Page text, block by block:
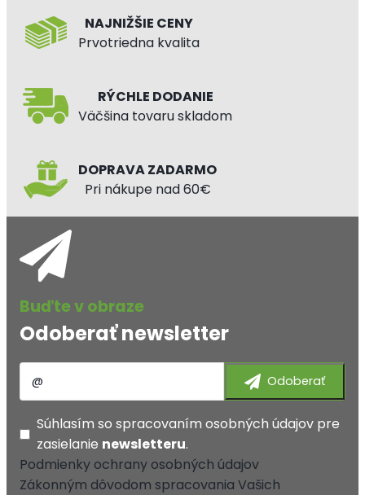
NAJNIŽŠIE CENY
Prvotriedna kvalita
RÝCHLE DODANIE
Väčšina tovaru skladom
DOPRAVA ZADARMO
Pri nákupe nad 60€
Odoberať newsletter
Súhlasím so spracovaním osobných údajov pre
zasielanie newsletteru.
Podmienky ochrany osobných údajov
Zákonným dôvodom spracovania Vašich